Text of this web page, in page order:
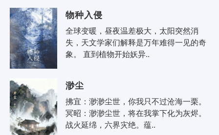
物种入侵
全球变暖，昼夜温差极大，太阳突然消
失，天文学家们解释是万年难得一见的奇
象。 直到植物开始妖异..
渺尘
拂宜：渺渺尘世，你我只不过沧海一栗。
冥昭：渺渺尘世，将在我掌下化为灰烬。
战火延绵，六界灾绝。蕴..